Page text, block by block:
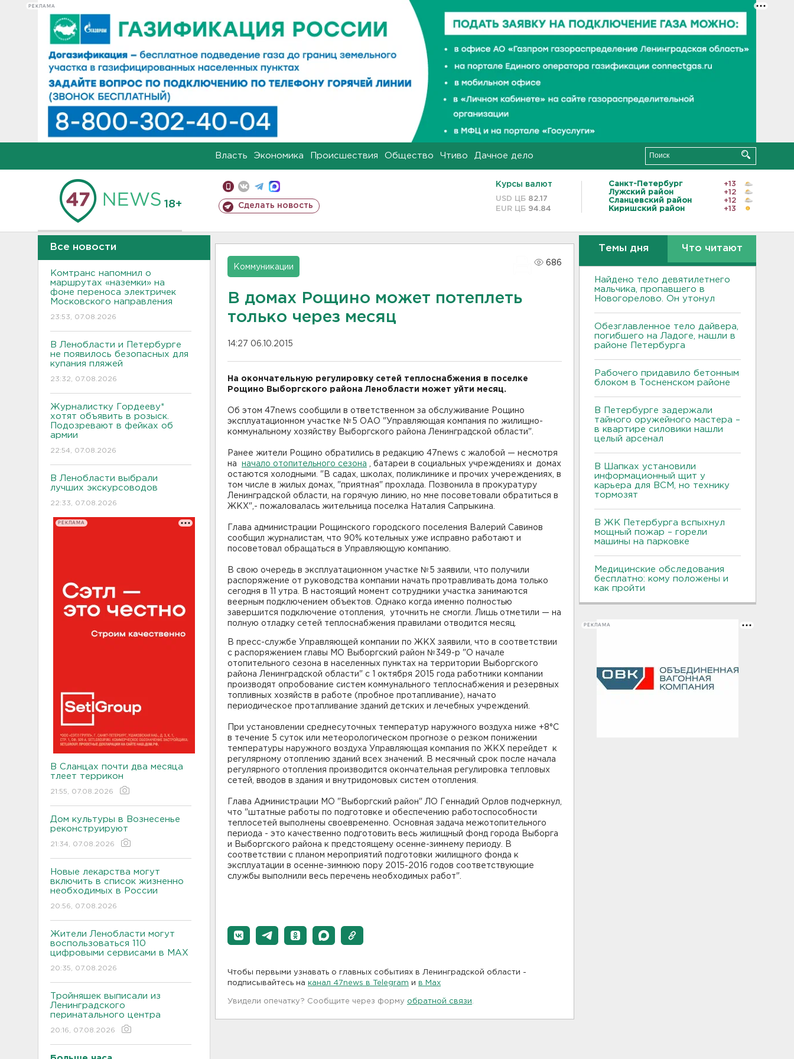
РЕКЛАМА
Власть Экономика Происшествия Общество Чтиво Дачное дело
18+ Сделать новость
Курсы валют
USD ЦБ 82.17
EUR ЦБ 94.84
Санкт-Петербург
+13
Лужский район
+12
Сланцевский район
+12
Киришский район
+13
Все новости
Комтранс напомнил о
маршрутах «наземки» на
фоне переноса электричек
Московского направления
23:53, 07.08.2026
В Ленобласти и Петербурге
не появилось безопасных для
купания пляжей
23:32, 07.08.2026
Журналистку Гордееву*
хотят объявить в розыск.
Подозревают в фейках об
армии
22:54, 07.08.2026
В Ленобласти выбрали
лучших экскурсоводов
22:33, 07.08.2026
РЕКЛАМА
В Сланцах почти два месяца
тлеет террикон
21:55, 07.08.2026
Дом культуры в Вознесенье
реконструируют
21:34, 07.08.2026
Новые лекарства могут
включить в список жизненно
необходимых в России
20:56, 07.08.2026
Жители Ленобласти могут
воспользоваться 110
цифровыми сервисами в МАХ
20:35, 07.08.2026
Тройняшек выписали из
Ленинградского
перинатального центра
20:16, 07.08.2026
Коммуникации
686
В домах Рощино может потеплеть
только через месяц
14:27 06.10.2015
На окончательную регулировку сетей теплоснабжения в поселке
Рощино Выборгского района Ленобласти может уйти месяц.
Об этом 47news сообщили в ответственном за обслуживание Рощино
эксплуатационном участке №5 ОАО "Управляющая компания по жилищно-
коммунальному хозяйству Выборгского района Ленинградской области".
Ранее жители Рощино обратились в редакцию 47news с жалобой — несмотря
на начало отопительного сезона , батареи в социальных учреждениях и домах
остаются холодными. "В садах, школах, поликлинике и прочих учереждениях, в
том числе в жилых домах, "приятная" прохлада. Позвонила в прокуратуру
Ленинградской области, на горячую линию, но мне посоветовали обратиться в
ЖКХ",- пожаловалась жительница поселка Наталия Сапрыкина.
Глава администрации Рощинского городского поселения Валерий Савинов
сообщил журналистам, что 90% котельных уже исправно работают и
посоветовал обращаться в Управляющую компанию.
В свою очередь в эксплуатационном участке №5 заявили, что получили
распоряжение от руководства компании начать протравливать дома только
сегодня в 11 утра. В настоящий момент сотрудники участка занимаются
веерным подключением объектов. Однако когда именно полностью
завершится подключение отопления, уточнить не смогли. Лишь отметили — на
полную отладку сетей теплоснабжения правилами отводится месяц.
В пресс-службе Управляющей компании по ЖКХ заявили, что в соответствии
с распоряжением главы МО Выборгский район №349-р "О начале
отопительного сезона в населенных пунктах на территории Выборгского
района Ленинградской области" с 1 октября 2015 года работники компании
производят опробование систем коммунального теплоснабжения и резервных
топливных хозяйств в работе (пробное протапливание), начато
периодическое протапливание зданий детских и лечебных учреждений.
При установлении среднесуточных температур наружного воздуха ниже +8°С
в течение 5 суток или метеорологическом прогнозе о резком понижении
температуры наружного воздуха Управляющая компания по ЖКХ перейдет к
регулярному отоплению зданий всех значений. В месячный срок после начала
регулярного отопления производится окончательная регулировка тепловых
сетей, вводов в здания и внутридомовых систем отопления.
Глава Администрации МО "Выборгский район" ЛО Геннадий Орлов подчеркнул,
что "штатные работы по подготовке и обеспечению работоспособности
теплосетей выполнены своевременно. Основная задача межотопительного
периода - это качественно подготовить весь жилищный фонд города Выборга
и Выборгского района к предстоящему осенне-зимнему периоду. В
соответствии с планом мероприятий подготовки жилищного фонда к
эксплуатации в осенне-зимнюю пору 2015-2016 годов соответствующие
службы выполнили весь перечень необходимых работ".
Чтобы первыми узнавать о главных событиях в Ленинградской области -
подписывайтесь на канал 47news в Telegram и в Maх
Увидели опечатку? Сообщите через форму обратной связи
Темы дня Что читают
Найдено тело девятилетнего
мальчика, пропавшего в
Новогорелово. Он утонул
Обезглавленное тело дайвера,
погибшего на Ладоге, нашли в
районе Петербурга
Рабочего придавило бетонным
блоком в Тосненском районе
В Петербурге задержали
тайного оружейного мастера –
в квартире силовики нашли
целый арсенал
В Шапках установили
информационный щит у
карьера для ВСМ, но технику
тормозят
В ЖК Петербурга вспыхнул
мощный пожар – горели
машины на парковке
Медицинские обследования
бесплатно: кому положены и
как пройти
РЕКЛАМА